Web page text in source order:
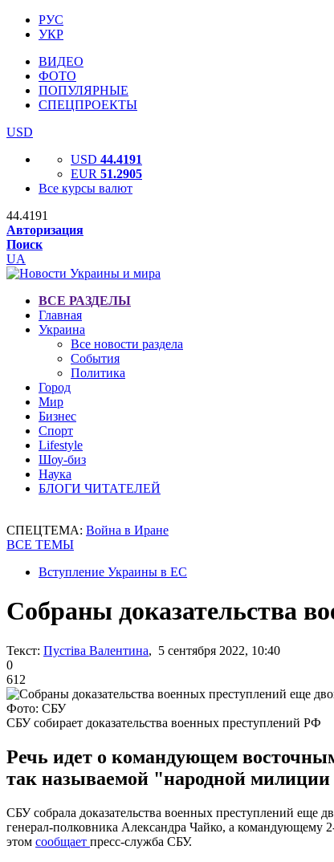
РУС
УКР
ВИДЕО
ФОТО
ПОПУЛЯРНЫЕ
СПЕЦПРОЕКТЫ
USD
USD 44.4191
EUR 51.2905
Все курсы валют
44.4191
Авторизация
Поиск
UA
ВСЕ РАЗДЕЛЫ
Главная
Украина
Все новости раздела
События
Политика
Город
Мир
Бизнес
Спорт
Lifestyle
Шоу-биз
Наука
БЛОГИ ЧИТАТЕЛЕЙ
СПЕЦТЕМА: Война в Иране
ВСЕ ТЕМЫ
Вступление Украины в ЕС
Собраны доказательства
Текст: Пустіва Валентина, 5 сентября 2022, 10:40
0
612
Фото: СБУ
СБУ собирает доказательства военных преступлений РФ
Речь идет о командующем
так называемой "народной
СБУ собрала доказательства военных преступлений
генерал-полковника Александра Чайко, а командующему
этом сообщает пресс-служба СБУ.